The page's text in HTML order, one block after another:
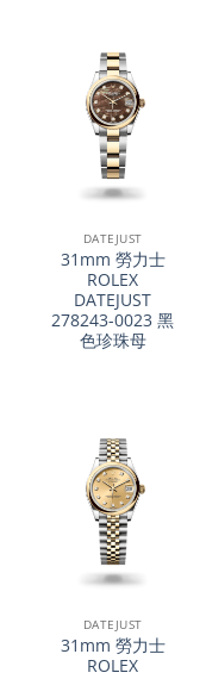
DATEJUST
31mm 勞力士
ROLEX
DATEJUST
278243-0023 黑
色珍珠母
DATEJUST
31mm 勞力士
ROLEX